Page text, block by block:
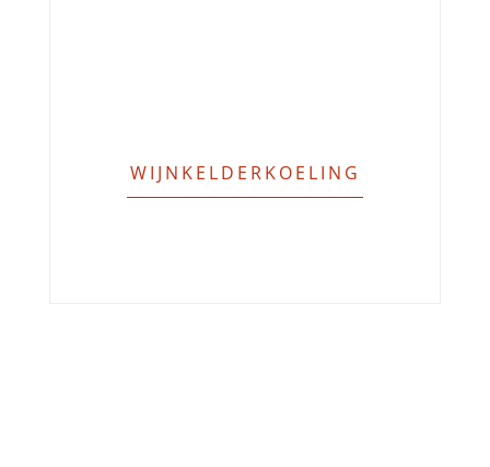
WIJNKELDERKOELING